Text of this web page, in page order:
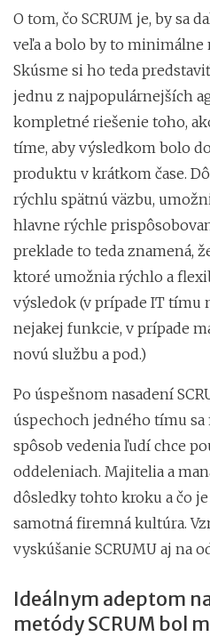
O tom, čo SCRUM je, by sa
veľa a bolo by to minimálne
Skúsme si ho teda
jednu z najpopulárnejších
kompletné riešenie toho,
tíme, aby výsledkom bolo
produktu v krátkom čase.
rýchlu spätnú väzbu,
hlavne rýchle
preklade to teda znamená,
ktoré umožnia rýchlo a
výsledok (v prípade IT tímu
nejakej funkcie, v prípade
novú službu a pod.)
Po úspešnom nasadení
úspechoch jedného tímu
spôsob vedenia ľudí chce
oddeleniach. Majitelia a
dôsledky tohto kroku a čo je
samotná firemná kultúra.
vyskúšanie SCRUMU aj na
Ideálnym adeptom
metódy SCRUM bol